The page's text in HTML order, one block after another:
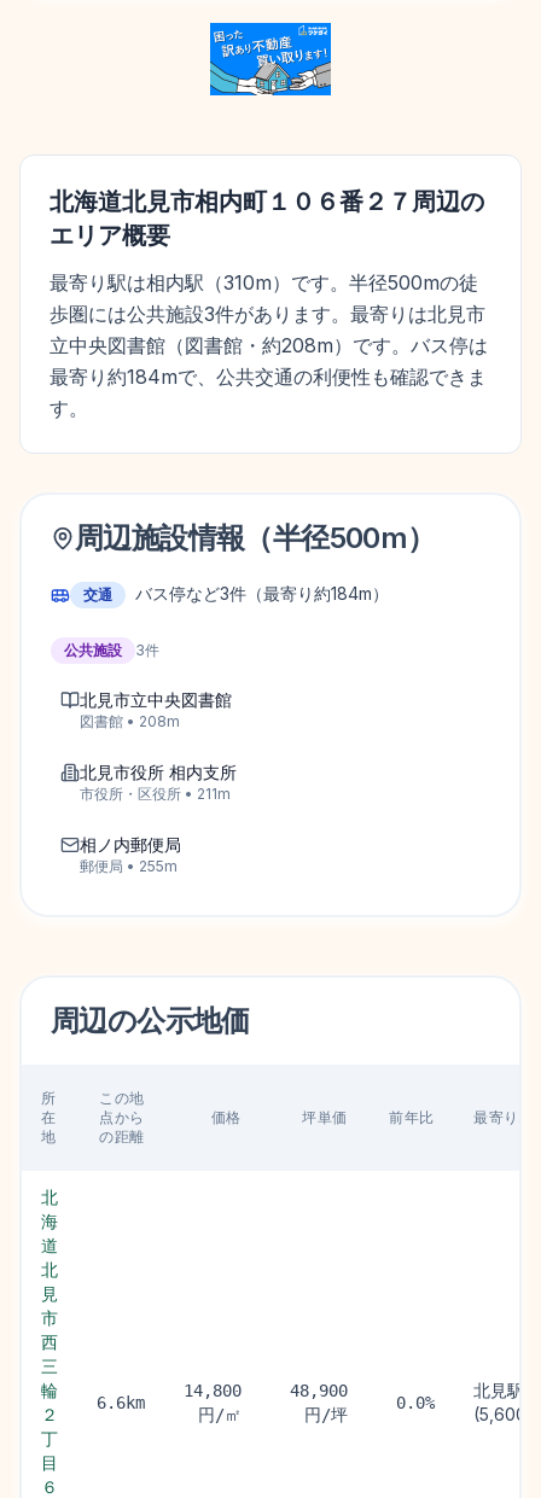
北海道北見市相内町１０６番２７ 周辺の
エリア概要
最寄り駅は相内駅（310m）です。半径500mの徒
歩圏には公共施設3件があります。最寄りは北見市
立中央図書館（図書館・約208m）です。バス停は
最寄り約184mで、公共交通の利便性も確認できま
す。
周辺施設情報（半径500m）
交通 バス停など3件 （最寄り約184m）
公共施設 3件
北見市立中央図書館
図書館 • 208m
北見市役所 相内支所
市役所・区役所 • 211m
相ノ内郵便局
郵便局 • 255m
周辺の公示地価
所
在
地
この地
点から
の距離
価格 坪単価 前年比 最寄り駅
北
海
道
北
見
市
西
三
輪
２
丁
目
６
6.6km
14,800
円/㎡
48,900
円/坪
0.0%
北見駅